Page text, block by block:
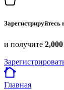
и получите
Главная